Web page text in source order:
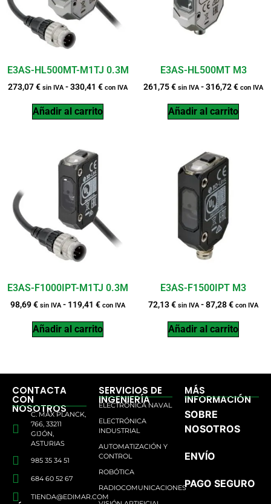
E3AS-HL500MT-M1TJ 0.3M
273,07€ sin IVA -330,41 € con IVA
Añadir al carrito
E3AS-HL500MT M3
261,75€ sin IVA -316,72€ con IVA
Añadir al carrito
E3AS-F1000IPT-M1TJ 0.3M
98,69€ sin IVA - 119,41 € con IVA
Añadir al carrito
E3AS-F1500IPT M3
72,13€ sin IVA -87,28€ con IVA
Añadir al carrito
CONTACTA
CON
NOSOTROS
C. MAX PLANCK,
766, 33211
GIJÓN,
ASTURIAS
985 35 34 51
684 60 52 67
TIENDA@EDIMAR.COM
SERVICIOS DE
INGENIERÍA
ELECTRÓNICA NAVAL
ELECTRÓNICA
INDUSTRIAL
AUTOMATIZACIÓN Y
CONTROL
ROBÓTICA
RADIOCOMUNICACIONES
MÁS
INFORMACIÓN
SOBRE
NOSOTROS
ENVÍO
PAGO SEGURO